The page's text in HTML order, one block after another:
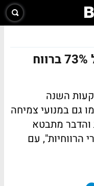
וואלה מדווחת: גידול של 73% ברווח
השנה
גם במנועי צמיחה
והדבר מתבטא
הרווחיות", עם